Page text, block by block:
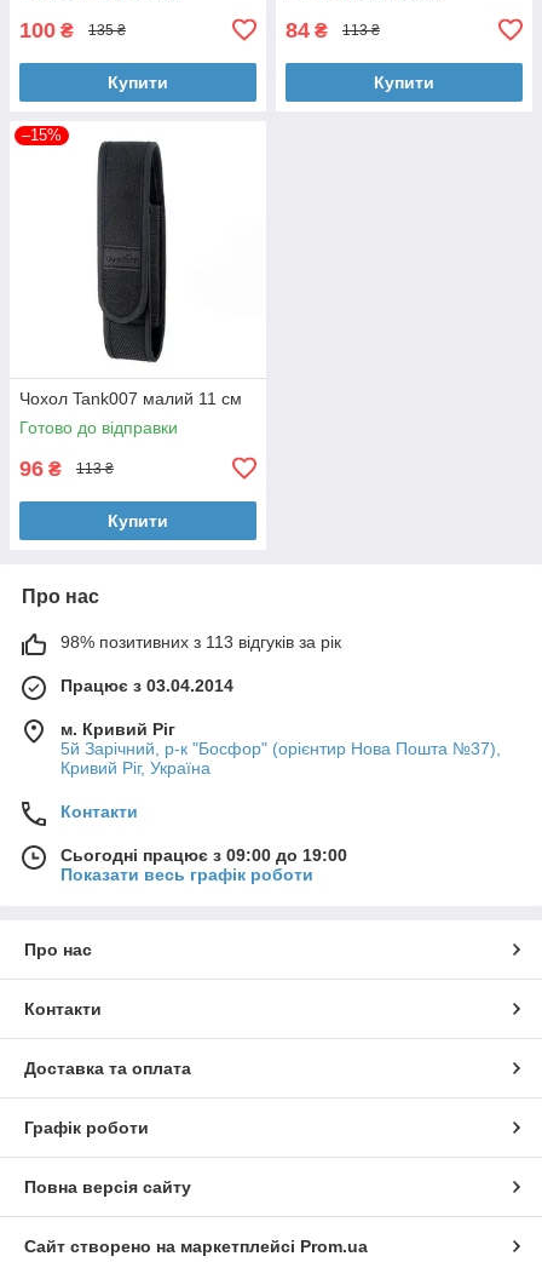
100 ₴ 135 ₴
Купити
84 ₴ 113 ₴
Купити
–15%
Чохол Tank007 малий 11 см
Готово до відправки
96 ₴ 113 ₴
Купити
Про нас
98% позитивних з 113 відгуків за рік
Працює з 03.04.2014
м. Кривий Ріг
5й Зарічний, р-к "Босфор" (орієнтир Нова Пошта №37),
Кривий Ріг, Україна
Контакти
Сьогодні працює з 09:00 до 19:00
Показати весь графік роботи
Про нас
Контакти
Доставка та оплата
Графік роботи
Повна версія сайту
Сайт створено на маркетплейсі Prom.ua